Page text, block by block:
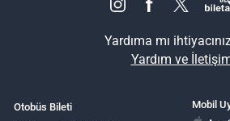
Yardıma mı
Yardım ve
Otobüs Bileti
Mobil